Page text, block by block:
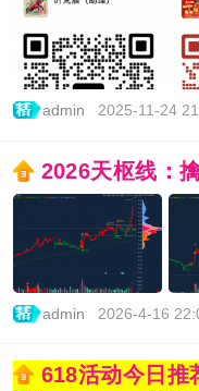
admin 2025-11-24
2026天枢线：
admin 2026-4-16
618活动今日推